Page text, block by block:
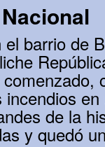
Nacional
el barrio de
incendios
de la
y quedó